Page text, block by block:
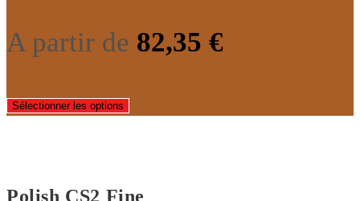
A partir de 82,35 €
Sélectionner les options
Polish CS2 Fine